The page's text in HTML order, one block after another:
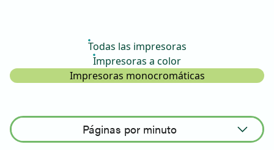
Todas las impresoras
Impresoras a color
Impresoras monocromáticas
Páginas por minuto